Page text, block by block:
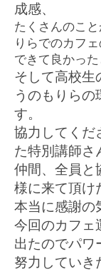
成感、
たくさんのこと
りらでのカフ
できて良かった
そして高校生
うのもりらの
す。
協力してくだ
た特別講師さ
仲間、全員と
様に来て頂け
本当に感謝の
今回のカフェ
出たのでパワ
努力していき